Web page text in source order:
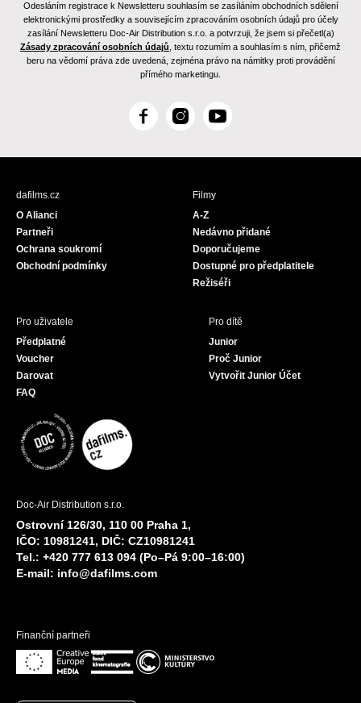
Odesláním registrace k Newsletteru souhlasím se zasíláním obchodních sdělení
elektronickými prostředky a souvisejícím zpracováním osobních údajů pro účely
zasílání Newsletteru Doc-Air Distribution s.r.o. a potvrzuji, že jsem si přečetl(a)
Zásady zpracování osobních údajů , textu rozumím a souhlasím s ním, přičemž
beru na vědomí práva zde uvedená, zejména právo na námitky proti provádění
přímého marketingu.
F
c
I
s
Y
u
dafilms.cz
O Alianci
Partneři
Ochrana soukromí
Obchodní podmínky
Filmy
A-Z
Nedávno přidané
Doporučujeme
Dostupné pro předplatitele
Režiséři
Pro uživatele
Předplatné
Voucher
Darovat
FAQ
Pro dítě
Junior
Proč Junior
Vytvořit Junior Účet
Doc-Air Distribution s.r.o.
Ostrovní 126/30, 110 00 Praha 1,
IČO: 10981241, DIČ: CZ10981241
Tel.: +420 777 613 094 (Po–Pá 9:00–16:00)
E-mail: info@dafilms.com
Finanční partneři